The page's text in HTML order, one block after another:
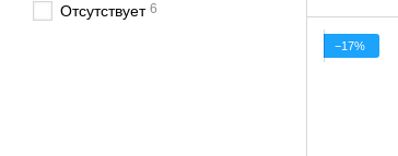
−17%
Отсутствует 6